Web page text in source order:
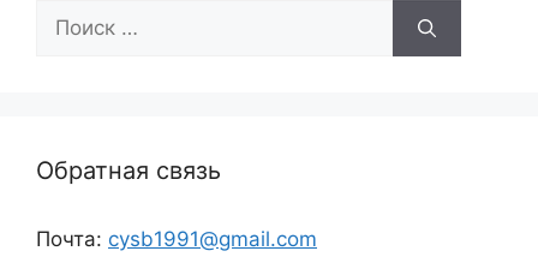
Поиск:
Обратная связь
Почта: cysb1991@gmail.com